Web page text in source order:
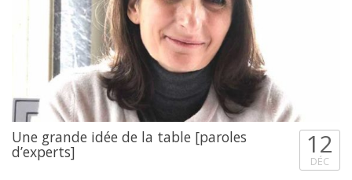
Une grande idée de la table [paroles
d’experts] 12
DÉC